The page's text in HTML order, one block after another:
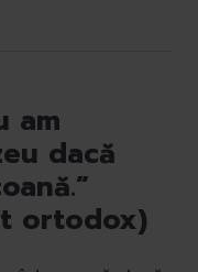
am
dacă
ortodox)